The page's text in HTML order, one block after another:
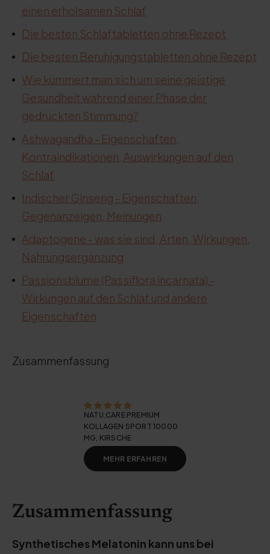
einen erholsamen Schlaf
Die besten Schlaftabletten ohne Rezept
Die besten Beruhigungstabletten ohne Rezept
Wie kümmert man sich um seine geistige
Gesundheit während einer Phase der
gedrückten Stimmung?
Ashwagandha - Eigenschaften,
Kontraindikationen, Auswirkungen auf den
Schlaf
Indischer Ginseng - Eigenschaften,
Gegenanzeigen, Meinungen
Adaptogene - was sie sind, Arten, Wirkungen,
Nahrungsergänzung
Passionsblume (Passiflora incarnata) -
Wirkungen auf den Schlaf und andere
Eigenschaften
Zusammenfassung
NATU.CARE PREMIUM
KOLLAGEN SPORT 10000
MG, KIRSCHE
MEHR ERFAHREN
Zusammenfassung
Synthetisches Melatonin kann uns bei